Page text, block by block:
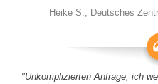
Heike S., Deutsches
"Unkomplizierten Anfrage, ich